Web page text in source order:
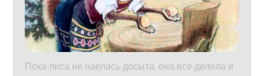
Пока лиса не наелась досыта, она все делила и